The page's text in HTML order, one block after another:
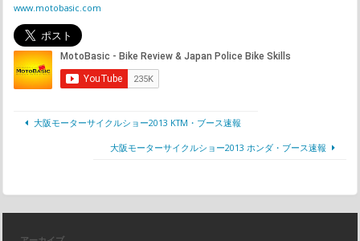
www.motobasic.com
大阪モーターサイクルショー2013 KTM・ブース速報
大阪モーターサイクルショー2013 ホンダ・ブース速報